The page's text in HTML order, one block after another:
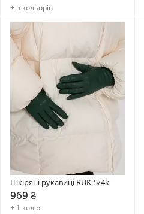
+ 5 кольорів
Шкіряні рукавиці RUK-5/4k
969 ₴
+ 1 колір